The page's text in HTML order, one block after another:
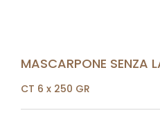
MASCARPONE SENZA
CT 6 x 250 GR